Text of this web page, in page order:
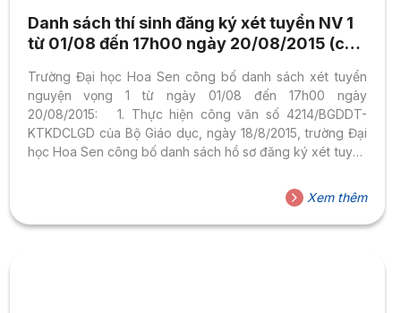
Danh sách thí sinh đăng ký xét tuyển NV 1
từ 01/08 đến 17h00 ngày 20/08/2015 (cập
Trường Đại học Hoa Sen công bố danh sách xét tuyển
nguyện vọng 1 từ ngày 01/08 đến 17h00 ngày
20/08/2015: 1. Thực hiện công văn số 4214/BGDDT-
KTKDCLGD của Bộ Giáo dục, ngày 18/8/2015, trường Đại
học Hoa Sen công bố danh sách hồ sơ đăng ký xét tuyển
sách: vui lòng xem TẠI ĐÂY 2. Danh sách hồ sơ đăng ký
xét tuyển nguyện vọng 1 – đợt 2 theo phương thức 3, 4, 5
Chi tiết danh sách: vui lòng xem TẠI ĐÂY Lưu...
Xem thêm